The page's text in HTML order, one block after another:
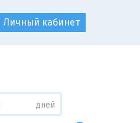
дней
Личный кабинет